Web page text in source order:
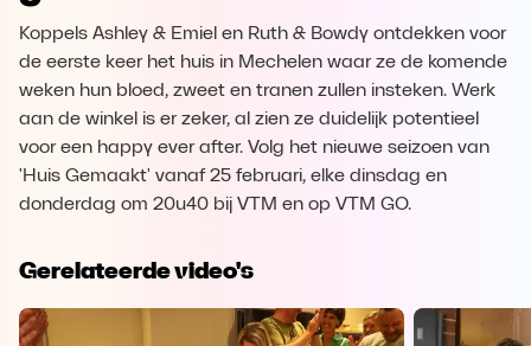
Koppels Ashley & Emiel en Ruth & Bowdy ontdekken voor
de eerste keer het huis in Mechelen waar ze de komende
weken hun bloed, zweet en tranen zullen insteken. Werk
aan de winkel is er zeker, al zien ze duidelijk potentieel
voor een happy ever after. Volg het nieuwe seizoen van
'Huis Gemaakt' vanaf 25 februari, elke dinsdag en
donderdag om 20u40 bij VTM en op VTM GO.
Gerelateerde video's